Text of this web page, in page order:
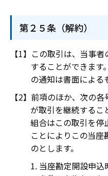
第２５条（解約）
この取引は、当事
することができます
の通知は書面による
前項のほか、次の
が取引を継続するこ
組合はこの取引を停
ことによりこの当座
のとします。
当座勘定開設申込